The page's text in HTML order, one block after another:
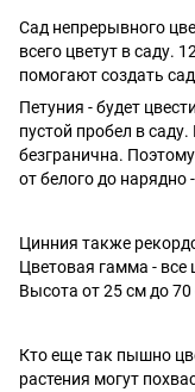
Сад непрерывного
всего цветут в саду.
помогают создать
Петуния - будет
пустой пробел в
безгранична.
от белого до нарядно
Цинния также
Цветовая гамма - все
Высота от 25 см до
Кто еще так пышно
растения могут